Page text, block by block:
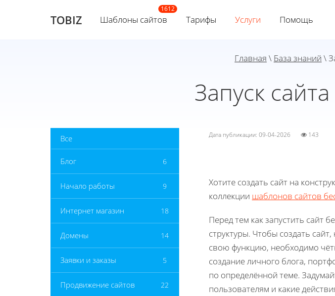
TOBIZ Шаблоны сайтов Тарифы Услуги Помощь
Главная \ База знаний \
Запуск
Все
Блог 6
Начало работы 9
Интернет магазин 18
Домены 14
Заявки и заказы 5
Продвижение сайтов 22
Дата публикации: 09-04-2026 143
Хотите создать сайт на
коллекции шаблонов сайтов
Перед тем как запустить сайт
структуры. Чтобы создать
свою функцию, необходимо
создание личного блога,
по определённой теме.
пользователям и какие